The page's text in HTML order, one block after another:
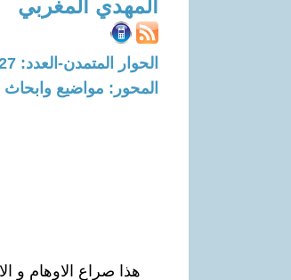
المهدي المغربي
الحوار المتمدن-العدد: 7527 - 2023 / 2 / 19 - 10:13
المحور: مواضيع
هذا صراع الاوهام و